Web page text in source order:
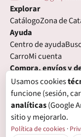
Explorar
CatálogoZona de
Ayuda
Centro de ayuda
CarroMi cuenta
Compra, envíos y
Condiciones de
Plazos de entrega
Legal
Aviso legalPrivacidad
Política de cookies
Usamos cookies
funcione (sesión,
analíticas(Google
sitio y mejorarlo.
Política de cookies ·